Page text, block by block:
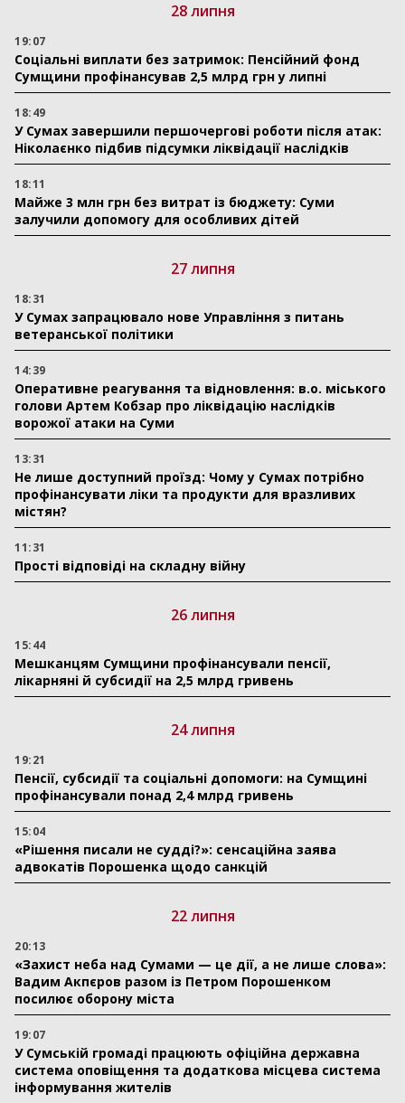
28 липня
19:07
Соціальні виплати без затримок: Пенсійний фонд
Сумщини профінансував 2,5 млрд грн у липні
18:49
У Сумах завершили першочергові роботи після атак:
Ніколаєнко підбив підсумки ліквідації наслідків
18:11
Майже 3 млн грн без витрат із бюджету: Суми
залучили допомогу для особливих дітей
27 липня
18:31
У Сумах запрацювало нове Управління з питань
ветеранської політики
14:39
Оперативне реагування та відновлення: в.о. міського
голови Артем Кобзар про ліквідацію наслідків
ворожої атаки на Суми
13:31
Не лише доступний проїзд: Чому у Сумах потрібно
профінансувати ліки та продукти для вразливих
містян?
11:31
Прості відповіді на складну війну
26 липня
15:44
Мешканцям Сумщини профінансували пенсії,
лікарняні й субсидії на 2,5 млрд гривень
24 липня
19:21
Пенсії, субсидії та соціальні допомоги: на Сумщині
профінансували понад 2,4 млрд гривень
15:04
«Рішення писали не судді?»: сенсаційна заява
адвокатів Порошенка щодо санкцій
22 липня
20:13
«Захист неба над Сумами — це дії, а не лише слова»:
Вадим Акпєров разом із Петром Порошенком
посилює оборону міста
19:07
У Сумській громаді працюють офіційна державна
система оповіщення та додаткова місцева система
інформування жителів